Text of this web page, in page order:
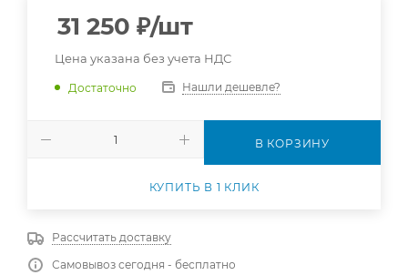
31 250 ₽/шт
Цена указана без учета НДС
Достаточно Нашли дешевле?
В КОРЗИНУ
КУПИТЬ В 1 КЛИК
Рассчитать доставку
Самовывоз сегодня - бесплатно